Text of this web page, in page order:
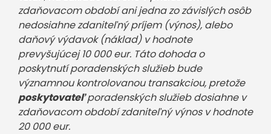
zdaňovacom období ani jedna zo závislých osôb
nedosiahne zdaniteľný príjem (výnos), alebo
daňový výdavok (náklad) v hodnote
prevyšujúcej 10 000 eur. Táto dohoda o
poskytnutí poradenských služieb bude
významnou kontrolovanou transakciou, pretože
poskytovateľporadenských služieb dosiahne v
zdaňovacom období zdaniteľný výnos v hodnote
20 000 eur.